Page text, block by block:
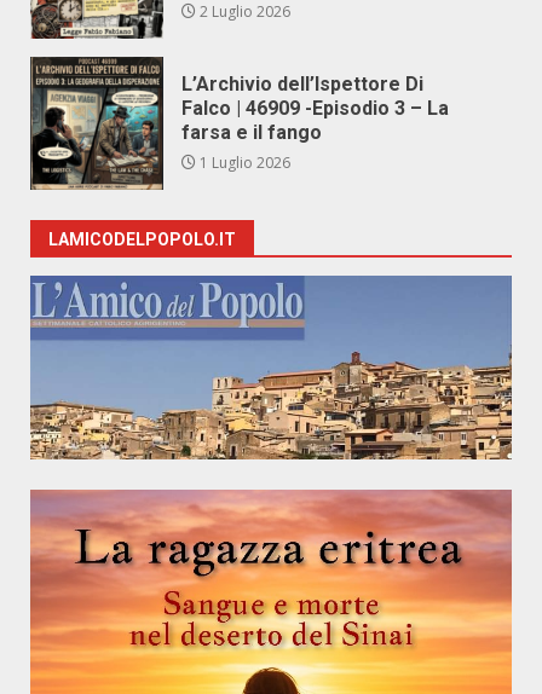
2 Luglio 2026
L’Archivio dell’Ispettore Di
Falco | 46909 -Episodio 3 – La
farsa e il fango
1 Luglio 2026
LAMICODELPOPOLO.IT